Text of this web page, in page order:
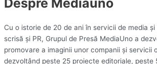
Despre Mediauno
Cu o istorie de 20 de ani în servicii de media
scrisă și PR, Grupul de Presă MediaUno a
promovare a imaginii unor companii și servicii
dezvoltând peste 25 proiecte editoriale, peste